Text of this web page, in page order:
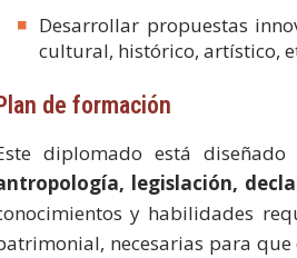
Desarrollar propuestas
cultural, histórico, artístico,
de formación
diplomado está diseñado
legislación,
y habilidades
necesarias para